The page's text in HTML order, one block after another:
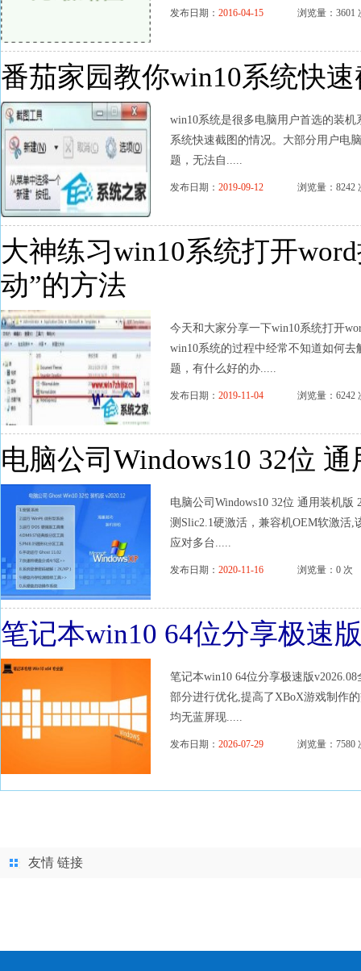
发布日期： 2016-04-15 浏览量：3601
番茄家园教你win10系统快
win10系统是很多电脑用户首选的装
系统快速截图的情况。大部分用户电
题，无法自.....
发布日期： 2019-09-12 浏览量：8242
大神练习win10系统打开
动”的方法
今天和大家分享一下win10系统打开
win10系统的过程中经常不知道如何
题，有什么好的办.....
发布日期： 2019-11-04 浏览量：6242
电脑公司Windows10 32位
电脑公司Windows10 32位 通用装机
测Slic2.1硬激活，兼容机OEM软激活
应对多台.....
发布日期： 2020-11-16 浏览量：0 次
笔记本win10 64位分享极速
笔记本win10 64位分享极速版
部分进行优化,提高了XBoX游戏制作
均无蓝屏现.....
发布日期： 2026-07-29 浏览量：7580
友情 链接